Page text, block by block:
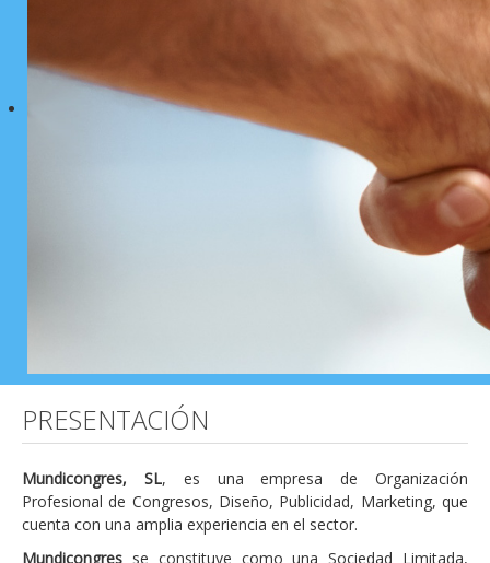
PRESENTACIÓN
Mundicongres, SL, es una empresa de Organización
Profesional de Congresos, Diseño, Publicidad, Marketing, que
cuenta con una amplia experiencia en el sector.
Mundicongres se constituye como una Sociedad Limitada,